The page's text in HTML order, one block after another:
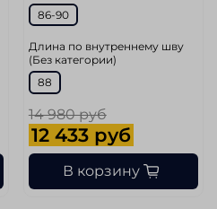
86-90
Длина по внутреннему шву
(Без категории)
88
14 980 руб
12 433 руб
В корзину